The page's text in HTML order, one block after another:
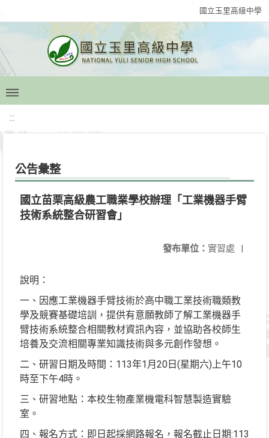
國立玉里高級中學
:::
公告彙整
國立苗栗高級農工職業學校辦理「工業機器手臂
技術系統整合研習會」
發布單位： 實習處 |
說明：
一、因應工業機器手臂技術於高中職工業技術職類教
學及競賽基礎培訓，提供有意願教師了解工業機器手
臂技術系統整合相關教材資訊內容，並協助各校師生
培養及交流相關專業知識技術與多元創作發想。
二、研習日期及時間：113年1月20日(星期六)上午10
時至下午4時。
三、研習地點：本校生物產業機電科智慧製造實驗
室。
四、報名方式：即日起採網路報名，報名截止日期:113